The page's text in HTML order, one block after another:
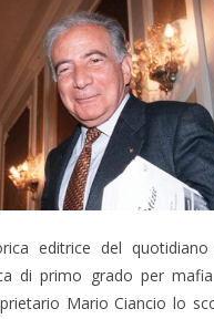
editrice del quotidiano
di primo grado per
Mario Ciancio lo